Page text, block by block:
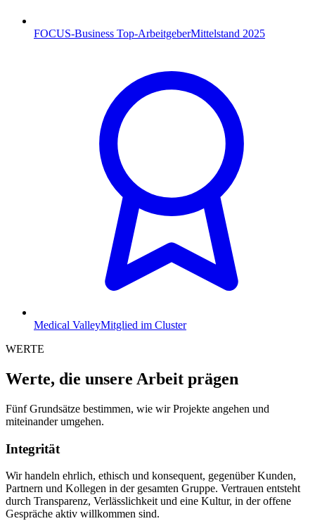
FOCUS-Business Top-ArbeitgeberMittelstand 2025
Medical ValleyMitglied im Cluster
WERTE
Werte, die unsere Arbeit prägen
Fünf Grundsätze bestimmen, wie wir Projekte angehen und
miteinander umgehen.
Integrität
Wir handeln ehrlich, ethisch und konsequent, gegenüber Kunden,
Partnern und Kollegen in der gesamten Gruppe. Vertrauen entsteht
durch Transparenz, Verlässlichkeit und eine Kultur, in der offene
Gespräche aktiv willkommen sind.